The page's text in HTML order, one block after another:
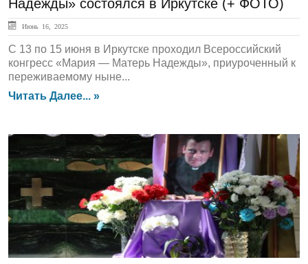
Надежды» состоялся в Иркутске (+ ФОТО)
Июнь 16, 2025
С 13 по 15 июня в Иркутске проходил Всероссийский
конгресс «Мария — Матерь Надежды», приуроченный к
переживаемому ныне...
Читать Далее... »
ГЛАВНАЯ